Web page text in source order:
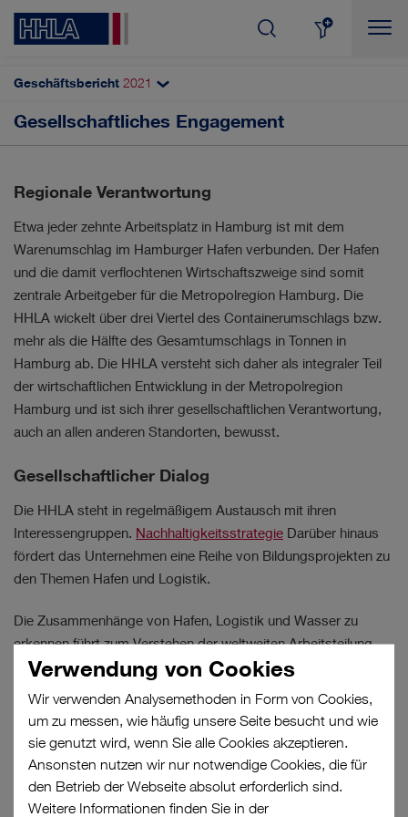
Verwendung von Cookies
Wir verwenden Analysemethoden in Form von Cookies,
um zu messen, wie häufig unsere Seite besucht und wie
sie genutzt wird, wenn Sie alle Cookies akzeptieren.
Ansonsten nutzen wir nur notwendige Cookies, die für
den Betrieb der Webseite absolut erforderlich sind.
Weitere Informationen finden Sie in der
AUTOMATISIERUNG
CORPORATE GOVERNANCE
DIGITALISIERUNG ERGEBNISSE
INNOVATION KUNDEN & MÄRKTE
MANAGEMENT MITARBEITER
NACHHALTIGKEIT STRATEGIE
Ergebnisse
Geschäftsbericht 2021
Soziales
Gesundheits- und Arbeitsschutz
Gesellschaftliches Engagement
Gesellschaftliches Engagement
Regionale Verantwortung
Etwa jeder zehnte Arbeitsplatz in Hamburg ist mit dem
Warenumschlag im Hamburger Hafen verbunden. Der Hafen
und die damit verflochtenen Wirtschaftszweige sind somit
zentrale Arbeitgeber für die Metropolregion Hamburg. Die
HHLA wickelt über drei Viertel des Containerumschlags bzw.
mehr als die Hälfte des Gesamtumschlags in Tonnen in
Hamburg ab. Die HHLA versteht sich daher als integraler Teil
der wirtschaftlichen Entwicklung in der Metropolregion
Hamburg und ist sich ihrer gesellschaftlichen Verantwortung,
auch an allen anderen Standorten, bewusst.
Gesellschaftlicher Dialog
Die HHLA steht in regelmäßigem Austausch mit ihren
Interessengruppen. Nachhaltigkeitsstrategie Darüber hinaus
fördert das Unternehmen eine Reihe von Bildungsprojekten zu
den Themen Hafen und Logistik.
Die Zusammenhänge von Hafen, Logistik und Wasser zu
erkennen führt zum Verstehen der weltweiten Arbeitsteilung
und der Bedeutung nachhaltigen Handelns. Die HHLA
auf das von ihr mitinitiierte
Scouts“
. Die HHLA, das Hafenmuseum und das
Landesinstitut für Lehrerbildung und Schulentwicklung haben
bereits 2015 das Projekt erfolgreich initiiert. Es vermittelt
Schülerinnen und Schülern der vierten Klassen den Transport